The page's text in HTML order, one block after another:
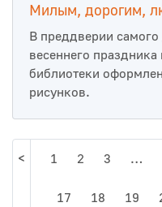
Милым, дорогим,
В преддверии
весеннего
библиотеки
рисунков.
< 1 2 3 …
17 18 19